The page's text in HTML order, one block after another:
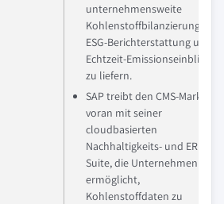
unternehmensweite
Kohlenstoffbilanzierung,
ESG-Berichterstattung und
Echtzeit-Emissionseinblicke
zu liefern.
SAP treibt den CMS-Markt
voran mit seiner
cloudbasierten
Nachhaltigkeits- und ERP-
Suite, die Unternehmen
ermöglicht,
Kohlenstoffdaten zu